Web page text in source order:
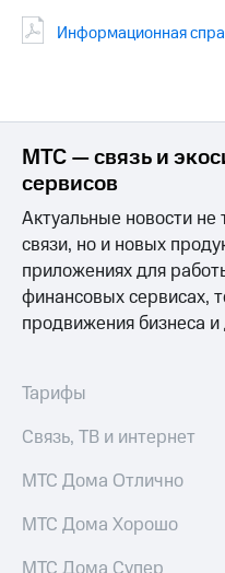
Информационная
МТС — связь и
сервисов
Актуальные новости не
связи, но и новых
приложениях для
финансовых сервисах,
продвижения бизнеса
Тарифы
Связь, ТВ и интернет
МТС Дома Отлично
МТС Дома Хорошо